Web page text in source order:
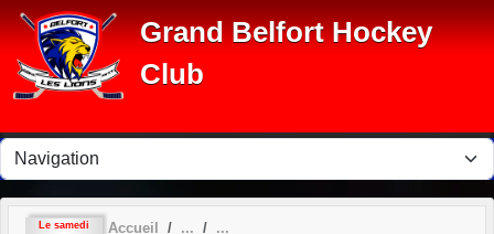
Grand Belfort Hockey
Club
Le samedi
Accueil
Panneau de gestion des cookies